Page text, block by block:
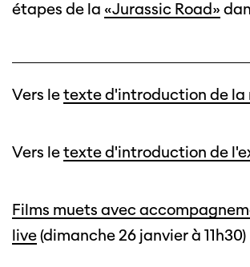
étapes de la «Jurassic Road»
Vers letexte d'introduction de
Vers letexte d'introduction de
Films muets avec
live(dimanche 26 janvier à 11h30)